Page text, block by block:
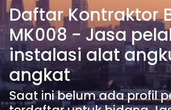
Daftar Kontraktor
MK008 - Jasa
instalasi alat
angkat
Saat ini belum ada profil